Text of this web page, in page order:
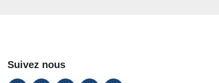
Suivez nous